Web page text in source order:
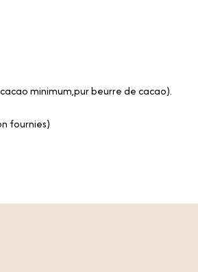
minimum,pur beurre de cacao).
fournies)